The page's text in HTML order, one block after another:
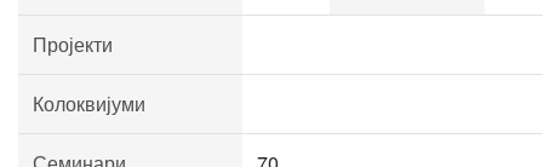
Пројекти
Колоквијуми